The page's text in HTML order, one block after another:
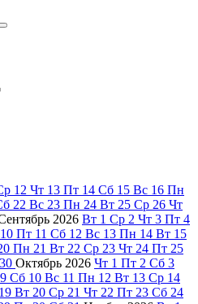
12 Чт 13 Пт 14 Сб 15 Вс 16 Пн
22 Вс 23 Пн 24 Вт 25 Ср 26 Чт
2026 Вт 1 Ср 2 Чт 3 Пт 4
10 Пт 11 Сб 12 Вс 13 Пн 14 Вт 15
Пн 21 Вт 22 Ср 23 Чт 24 Пт 25
30 Октябрь 2026 Чт 1 Пт 2 Сб 3
9 Сб 10 Вс 11 Пн 12 Вт 13 Ср 14
19 Вт 20 Ср 21 Чт 22 Пт 23 Сб 24